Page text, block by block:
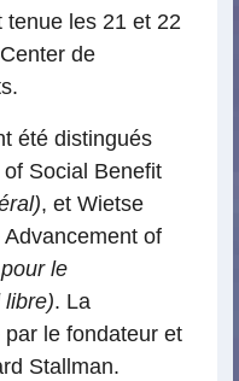
tenue les 21 et 22
de
été distingués
Social Benefit
, et Wietse
of
le
libre). La
le fondateur et
Stallman.